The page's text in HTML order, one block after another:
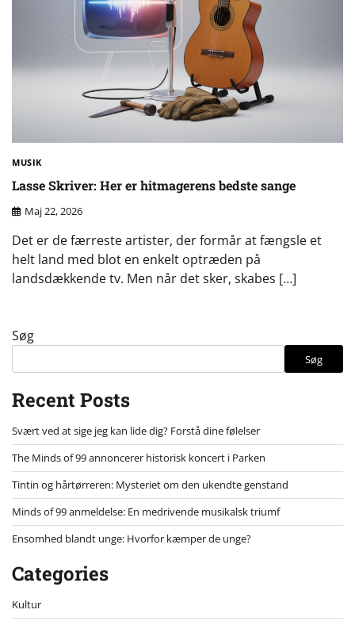
MUSIK
Lasse Skriver: Her er hitmagerens bedste sange
Maj 22, 2026
Det er de færreste artister, der formår at fængsle et
helt land med blot en enkelt optræden på
landsdækkende tv. Men når det sker, skabes […]
Søg
Søg
Recent Posts
Svært ved at sige jeg kan lide dig? Forstå dine følelser
The Minds of 99 annoncerer historisk koncert i Parken
Tintin og hårtørreren: Mysteriet om den ukendte genstand
Minds of 99 anmeldelse: En medrivende musikalsk triumf
Ensomhed blandt unge: Hvorfor kæmper de unge?
Categories
Kultur